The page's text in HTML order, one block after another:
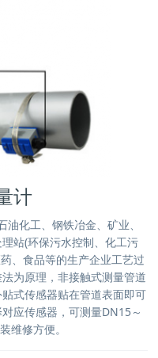
计
化工、钢铁冶金、矿业、
站(环保污水控制、化工污
、食品等的生产企业工艺过
为原理，非接触式测量管道
式传感器贴在管道表面即可
应传感器，可测量DN15～
维修方便。